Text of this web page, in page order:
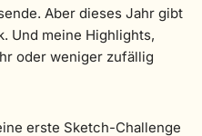
Aber dieses Jahr gibt
Und meine Highlights,
oder weniger zufällig
erste Sketch-Challenge